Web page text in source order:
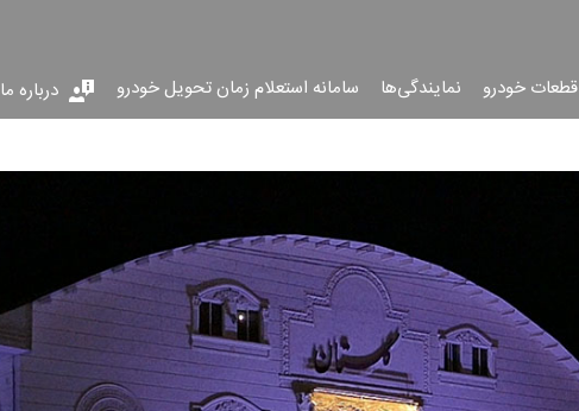
قطعات خودرو نمایندگی‌ها سامانه استعلام زمان تحویل خودرو درباره ما